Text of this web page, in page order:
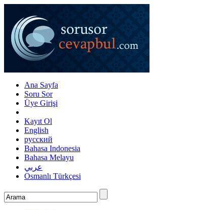
Ana Sayfa
Soru Sor
Üye Girişi
Kayıt Ol
English
русский
Bahasa Indonesia
Bahasa Melayu
عربي
Osmanlı Türkçesi